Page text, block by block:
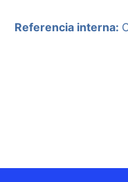
Referencia interna: